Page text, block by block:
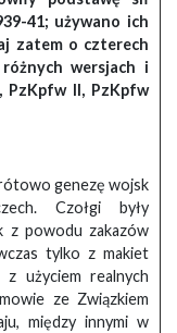
41; używano ich
zatem o czterech
wersjach i
PzKpfw II, PzKpfw
genezę wojsk
Czołgi były
z powodu zakazów
tylko z makiet
użyciem realnych
ze Związkiem
między innymi w